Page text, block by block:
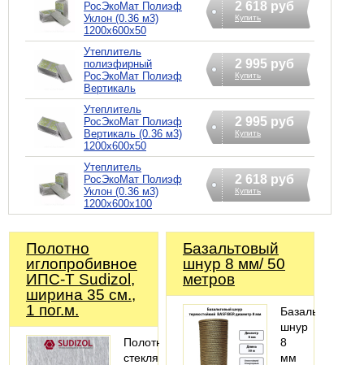
РосЭкоМат Полиэф
Уклон (0.36 м3)
1200х600х50
2 618 руб
Купить
Утеплитель
полиэфирный
РосЭкоМат Полиэф
Вертикаль
2 995 руб
Купить
Утеплитель
РосЭкоМат Полиэф
Вертикаль (0.36 м3)
1200х600х50
2 995 руб
Купить
Утеплитель
РосЭкоМат Полиэф
Уклон (0.36 м3)
1200х600х100
2 618 руб
Купить
Полотно
иглопробивное
ИПС-Т Sudizol,
ширина 35 см.,
1 пог.м.
Полотно
стеклянное
Базальтовый
шнур 8 мм/ 50
метров
Базальтовый
шнур
8
мм